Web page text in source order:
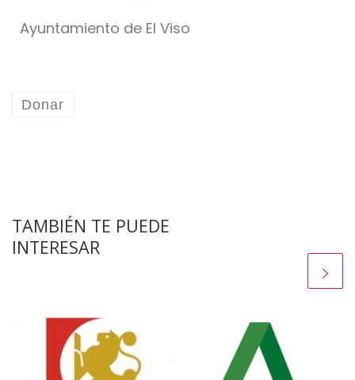
Ayuntamiento de El Viso
Donar
TAMBIÉN TE PUEDE
INTERESAR